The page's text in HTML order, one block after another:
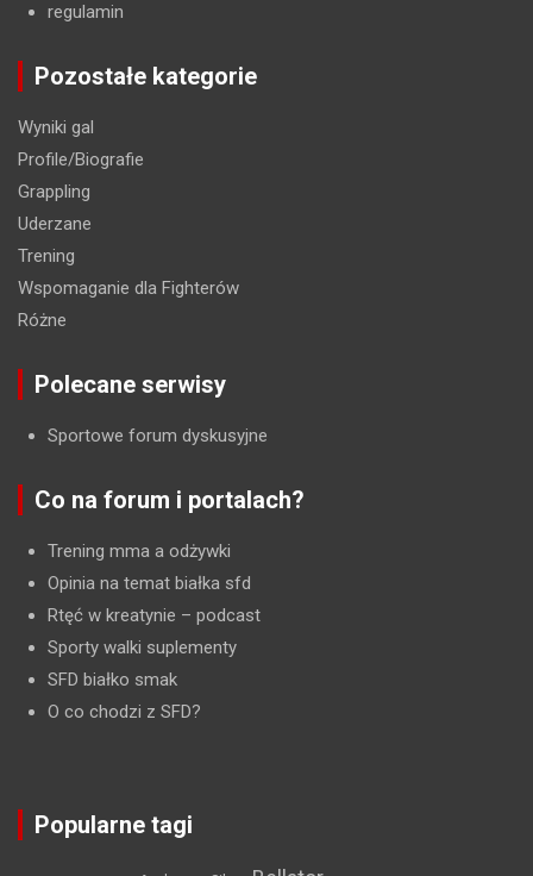
regulamin
Pozostałe kategorie
Wyniki gal
Profile/Biografie
Grappling
Uderzane
Trening
Wspomaganie dla Fighterów
Różne
Polecane serwisy
Sportowe forum dyskusyjne
Co na forum i portalach?
Trening mma a odżywki
Opinia na temat białka sfd
Rtęć w kreatynie – podcast
Sporty walki suplementy
SFD białko smak
O co chodzi z SFD?
Popularne tagi